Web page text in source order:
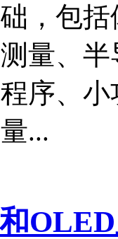
，包
量、
序、
...